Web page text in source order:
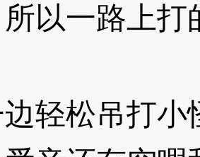
以一路上打
松吊打小